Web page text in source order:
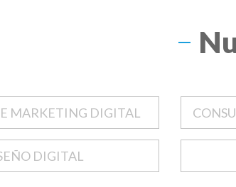
MARKETING DIGITAL
DIGITAL